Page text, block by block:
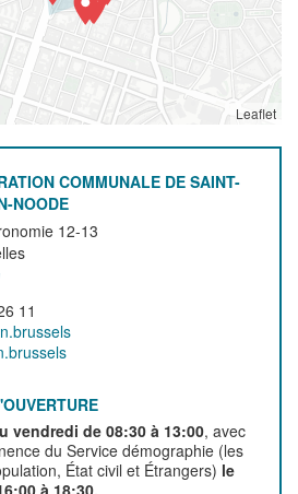
Leaflet
COMMUNALE DE SAINT-
NOODE
12-13
11
vendredi de 08:30 à 13:00, avec
du Service démographie (les
État civil et Étrangers) le
à 18:30.